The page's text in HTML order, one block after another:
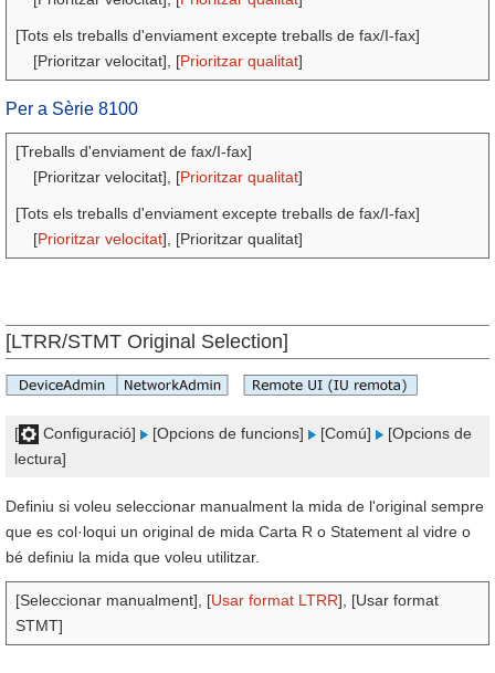
[Tots els treballs d'enviament excepte treballs de fax/I-fax]
[Prioritzar velocitat], [Prioritzar qualitat]
Per a Sèrie 8100
[Treballs d'enviament de fax/I-fax]
[Prioritzar velocitat], [Prioritzar qualitat]
[Tots els treballs d'enviament excepte treballs de fax/I-fax]
[Prioritzar velocitat], [Prioritzar qualitat]
[LTRR/STMT Original Selection]
[ Configuració] [Opcions de funcions] [Comú]
[Opcions de
lectura]
Definiu si voleu seleccionar manualment la mida de l'original sempre
que es col·loqui un original de mida Carta R o Statement al vidre o
bé definiu la mida que voleu utilitzar.
[Seleccionar manualment], [Usar format LTRR], [Usar format
STMT]